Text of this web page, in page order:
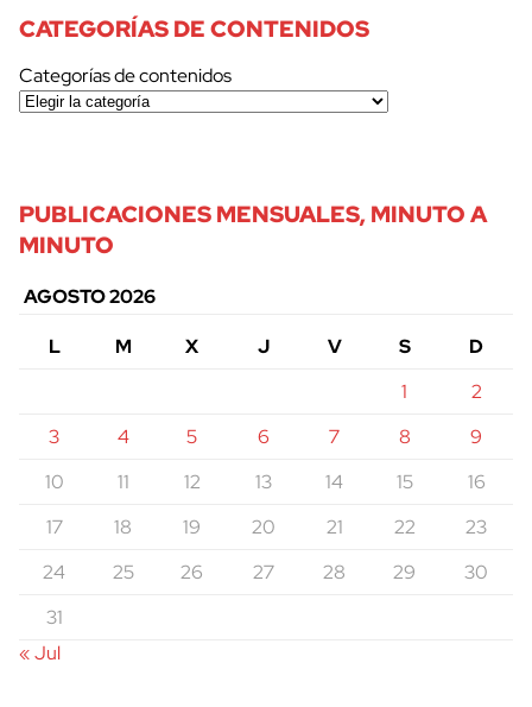
CATEGORÍAS DE CONTENIDOS
Categorías de contenidos
PUBLICACIONES MENSUALES, MINUTO A
MINUTO
AGOSTO 2026
L
M X J V S
D
1
2
3
4 5 6 7 8
9
10
11 12 13 14 15
16
17
18 19 20 21 22
23
24
25 26 27 28 29
30
31
« Jul